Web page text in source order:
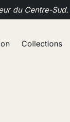
du Centre-Sud.
Collections